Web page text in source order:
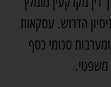
הדרוש. עסקאות
סכומי כסף
משפטי.